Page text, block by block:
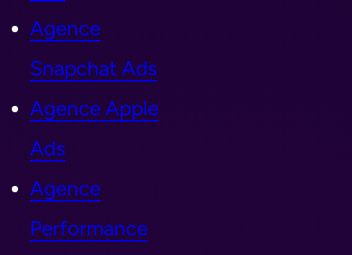
Agence
Snapchat Ads
Agence Apple
Ads
Agence
Performance